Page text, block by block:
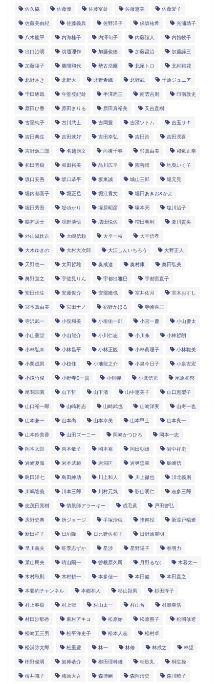
佐久協 佐藤優 佐藤富雄 佐藤恵美 佐藤愛子
佐藤美由紀 佐藤義典 佐野洋子 保坂祐希 光浦靖子
八木龍平 内海桂子 内澤旬子 内藤誼人 内館牧子
出口治明 切通理作 加藤俊徳 加藤昌治 加藤諦三
加藤陽子 勝間和代 勢古浩爾 北尾トロ 北村裕花
北野さき 北野大 北野希織 北野武 千原ジュニア
千田琢哉 午堂登紀雄 半澤周三 南雲吉則 印南敦史
原田ひ香 原田まりる 原田真裕美 又吉直樹
古堅純子 古川武士 吉岡豊 吉濱ツトム 吉玉サキ
吉田典生 吉田兼好 吉田幸弘 吉田浩 吉田潤喜
吉野源三郎 名越康文 向後千春 呉真由美 和氣正幸
和田秀樹 和田裕美 品川広平 園善博 地曳いく子
坂口安吾 坂口恭平 坂東誠 城山三郎 堀元見
堀内都喜子 堀正岳 堀江貴文 堀田あきお&かよ
堀田秀吾 堤ゆかり 塚原昭彦 塚本亮 塩川治子
塵芥居士 境野勝悟 増田悦佐 増田明利 夏川賀央
外山滋比古 大嶋信頼 大平一枝 大平信孝
大木ゆきの 大村大次郎 大江しんいちろう 大野正人
天野恵一 太田哲雄 奥成達 奥村康 奥田弘美
奥野宣之 宇佐見りん 宇都出雅巳 宇都宮直子
安田佳生 安藤俊介 安部徹也 室井佑月 室木おすし
宮本真由美 宮田ナノ 宿野かほる 寺崎喜三
寺沢武一 小俣和美 小垣佑一郎 小宮一慶 小山慶太
小山薫堂 小山龍介 小川仁志 小川糸 小林哲朗
小林弘幸 小林昌平 小林正観 小林眞理子 小林聡美
小栗成男 小椋佳 小池龍之介 小泉今日子 小泉吉宏
小澤竹俊 小野寺S一貴 小飼弾 小鷹信光 尾原和啓
尾関宗園 山下哲 山下清 山中恵美子 山口恵梨子
山口裕一郎 山崎将志 山崎武也 山崎洋実 山嵜一也
山本兼一 山本尚 山本幸美 山本甲士 山本良一
山本鈴美香 山田ズーニー 岡崎かつひろ 岡本一志
岡本太郎 岡本敏子 岡本裕 岡田朝雄 岩中祥史
岩崎夏海 岩本武範 岩淵匡 岩男忠幸 島崎信
島田洋七 島田紳助 川上和人 川上徹也 川北義則
川嶋隆義 川本三郎 川村元気 影山明仁 志多三郎
志茂田景樹 情景師アラーキー 成毛眞 戸田智弘
房野史典 所ジョージ 手塚治虫 指南役 新渡戸稲造
新田祥子 日垣隆 日比野佐和子 日野原重明
早川義夫 旺季志ずか 星渉 星野陽子 春明力
景山民夫 晴山陽一 曽根原久司 月野るな( 木暮太一
木村秋則 木村耕一 本多信一 本田健 本田直之
本要約チャンネル 本郷和人 杉山頴男 杉田淳子
村上春樹 村上龍 村山太一 村山斉 村瀬幸浩
村田沙耶香 東村アキコ 松原始 松原照子 松岡修造
松崎五三男 松平洋史子 松本人志 松村卓
松浦弥太郎 松重豊 林一 林修 林成之 林望
枡野俊明 架神恭介 柳田理科雄 桂歌丸 桐生操
桜井識子 梅原大吾 森博嗣 森岡清史 森川暁子